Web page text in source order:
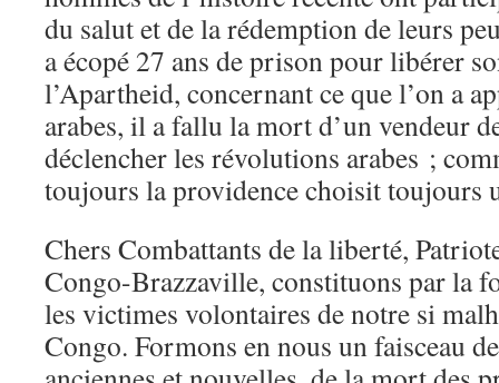
du salut et de la rédemption de leurs
a écopé 27 ans de prison pour libérer
l’Apartheid, concernant ce que l’on a
arabes, il a fallu la mort d’un vendeur
déclencher les révolutions arabes ;
toujours la providence choisit toujours
Chers Combattants de la liberté,
Congo-Brazzaville, constituons par la
les victimes volontaires de notre si
Congo. Formons en nous un faisceau